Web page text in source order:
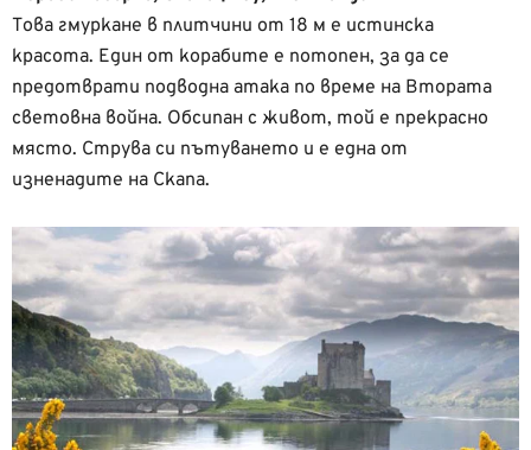
Това гмуркане в плитчини от 18 м е истинска
красота. Един от корабите е потопен, за да се
предотврати подводна атака по време на Втората
световна война. Обсипан с живот, той е прекрасно
място. Струва си пътуването и е една от
изненадите на Скапа.